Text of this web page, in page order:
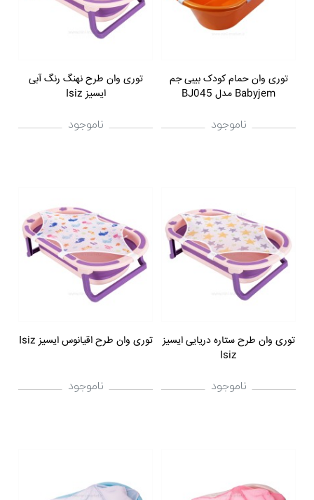
توری وان حمام کودک بیبی جم
Babyjem مدل BJ045
ناموجود
توری وان طرح نهنگ رنگ آبی
ایسیز Isiz
ناموجود
توری وان طرح ستاره دریایی ایسیز
Isiz
ناموجود
توری وان طرح اقیانوس ایسیز Isiz
ناموجود